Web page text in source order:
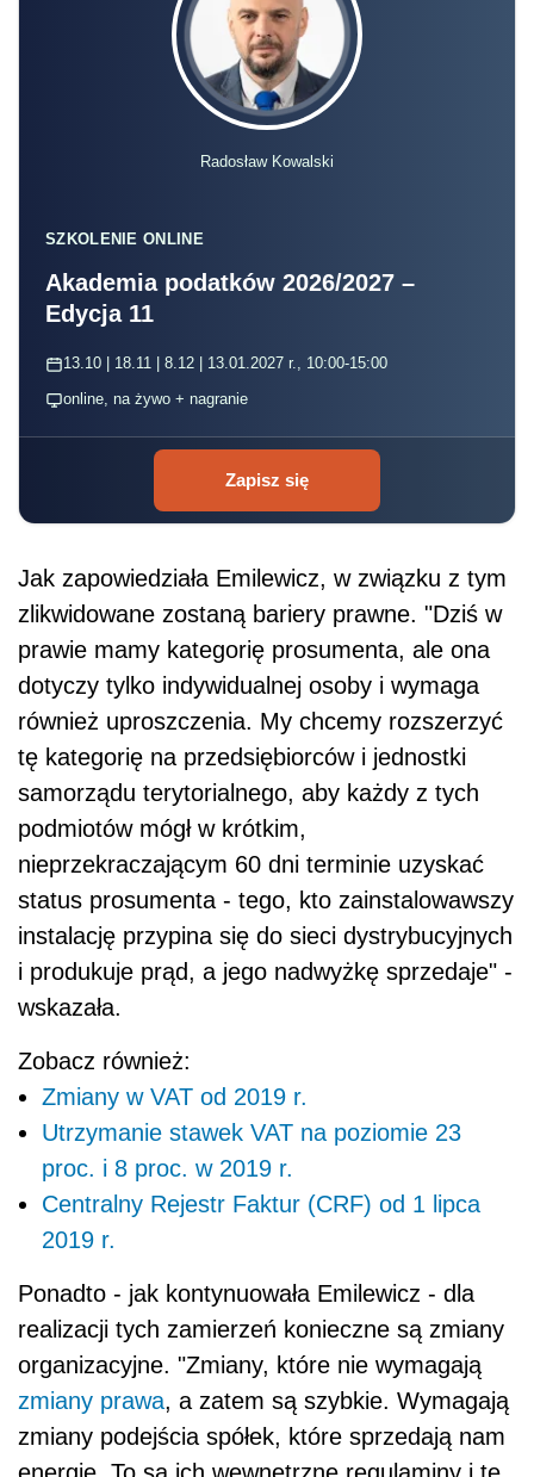
Radosław Kowalski
SZKOLENIE ONLINE
Akademia podatków 2026/2027 –
Edycja 11
13.10 | 18.11 | 8.12 | 13.01.2027 r., 10:00-15:00
online, na żywo + nagranie
Zapisz się
Jak zapowiedziała Emilewicz, w związku z tym
zlikwidowane zostaną bariery prawne. "Dziś w
prawie mamy kategorię prosumenta, ale ona
dotyczy tylko indywidualnej osoby i wymaga
również uproszczenia. My chcemy rozszerzyć
tę kategorię na przedsiębiorców i jednostki
samorządu terytorialnego, aby każdy z tych
podmiotów mógł w krótkim,
nieprzekraczającym 60 dni terminie uzyskać
status prosumenta - tego, kto zainstalowawszy
instalację przypina się do sieci dystrybucyjnych
i produkuje prąd, a jego nadwyżkę sprzedaje" -
wskazała.
Zobacz również:
Zmiany w VAT od 2019 r.
Utrzymanie stawek VAT na poziomie 23
proc. i 8 proc. w 2019 r.
Centralny Rejestr Faktur (CRF) od 1 lipca
2019 r.
Ponadto - jak kontynuowała Emilewicz - dla
realizacji tych zamierzeń konieczne są zmiany
organizacyjne. "Zmiany, które nie wymagają
zmiany prawa, a zatem są szybkie. Wymagają
zmiany podejścia spółek, które sprzedają nam